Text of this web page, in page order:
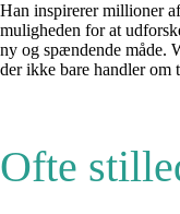
Han inspirerer millioner
muligheden for at
ny og spændende måde.
der ikke bare handler om
Ofte